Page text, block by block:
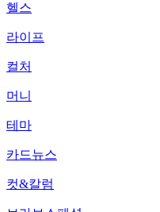
헬스
라이프
컬처
머니
테마
카드뉴스
컷&칼럼